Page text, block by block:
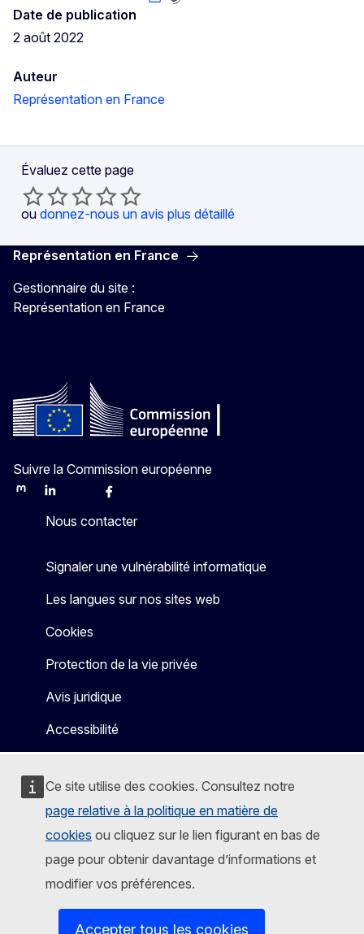
Ce site utilise des cookies. Consultez notre
page relative à la politique en matière de
cookies ou cliquez sur le lien figurant en bas de
page pour obtenir davantage d’informations et
modifier vos préférences.
Accepter tous les cookies
Date de publication
2 août 2022
Auteur
Représentation en France
Évaluez cette page
ou donnez-nous un avis plus détaillé
Représentation en France
Gestionnaire du site :
Représentation en France
Suivre la Commission européenne
MastodonLinkedInBlueskyFacebook
Nous contacter
Signaler une vulnérabilité informatique
Les langues sur nos sites web
Cookies
Protection de la vie privée
Avis juridique
Accessibilité